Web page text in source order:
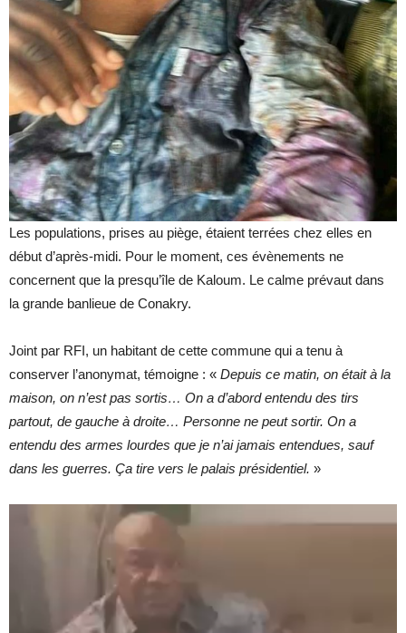
Les populations, prises au piège, étaient terrées chez elles en
début d’après-midi. Pour le moment, ces évènements ne
concernent que la presqu’île de Kaloum. Le calme prévaut dans
la grande banlieue de Conakry.
Joint par RFI, un habitant de cette commune qui a tenu à
conserver l’anonymat, témoigne : « Depuis ce matin, on était à la
maison, on n’est pas sortis… On a d’abord entendu des tirs
partout, de gauche à droite… Personne ne peut sortir. On a
entendu des armes lourdes que je n’ai jamais entendues, sauf
dans les guerres. Ça tire vers le palais présidentiel. »